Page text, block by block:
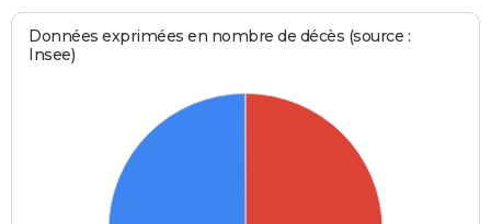
Données exprimées en nombre de décès (source :
Insee)